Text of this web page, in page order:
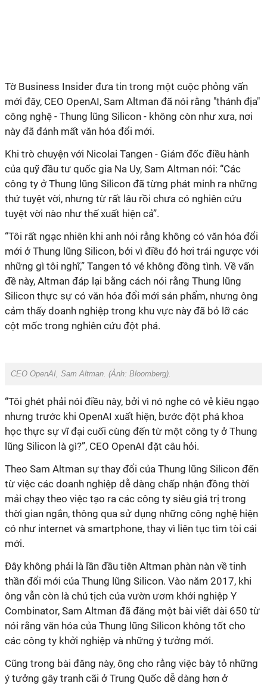
Tờ Business Insider đưa tin trong một cuộc phỏng vấn
mới đây, CEO OpenAI, Sam Altman đã nói rằng "thánh địa"
công nghệ - Thung lũng Silicon - không còn như xưa, nơi
này đã đánh mất văn hóa đổi mới.
Khi trò chuyện với Nicolai Tangen - Giám đốc điều hành
của quỹ đầu tư quốc gia Na Uy, Sam Altman nói: “Các
công ty ở Thung lũng Silicon đã từng phát minh ra những
thứ tuyệt vời, nhưng từ rất lâu rồi chưa có nghiên cứu
tuyệt vời nào như thế xuất hiện cả”.
“Tôi rất ngạc nhiên khi anh nói rằng không có văn hóa đổi
mới ở Thung lũng Silicon, bởi vì điều đó hơi trái ngược với
những gì tôi nghĩ,” Tangen tỏ vẻ không đồng tình. Về vấn
đề này, Altman đáp lại bằng cách nói rằng Thung lũng
Silicon thực sự có văn hóa đổi mới sản phẩm, nhưng ông
cảm thấy doanh nghiệp trong khu vực này đã bỏ lỡ các
cột mốc trong nghiên cứu đột phá.
CEO OpenAI, Sam Altman. (Ảnh: Bloomberg).
“Tôi ghét phải nói điều này, bởi vì nó nghe có vẻ kiêu ngạo
nhưng trước khi OpenAI xuất hiện, bước đột phá khoa
học thực sự vĩ đại cuối cùng đến từ một công ty ở Thung
lũng Silicon là gì?”, CEO OpenAI đặt câu hỏi.
Theo Sam Altman sự thay đổi của Thung lũng Silicon đến
từ việc các doanh nghiệp dễ dàng chấp nhận đồng thời
mải chạy theo việc tạo ra các công ty siêu giá trị trong
thời gian ngắn, thông qua sử dụng những công nghệ hiện
có như internet và smartphone, thay vì liên tục tìm tòi cái
mới.
Đây không phải là lần đầu tiên Altman phàn nàn về tinh
thần đổi mới của Thung lũng Silicon. Vào năm 2017, khi
ông vẫn còn là chủ tịch của vườn ươm khởi nghiệp Y
Combinator, Sam Altman đã đăng một bài viết dài 650 từ
nói rằng văn hóa của Thung lũng Silicon không tốt cho
các công ty khởi nghiệp và những ý tưởng mới.
Cũng trong bài đăng này, ông cho rằng việc bày tỏ những
ý tưởng gây tranh cãi ở Trung Quốc dễ dàng hơn ở